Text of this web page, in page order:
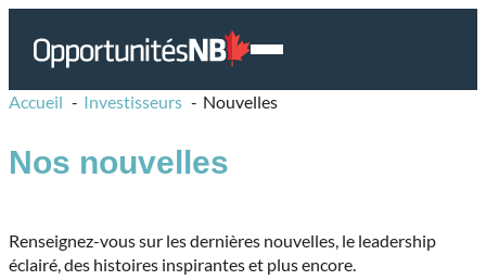
Skip
to
content
Lien
page
d'accueil
Open
Menu
Accueil Investisseurs Nouvelles
Nos nouvelles
Renseignez-vous sur les dernières nouvelles, le leadership
éclairé, des histoires inspirantes et plus encore.